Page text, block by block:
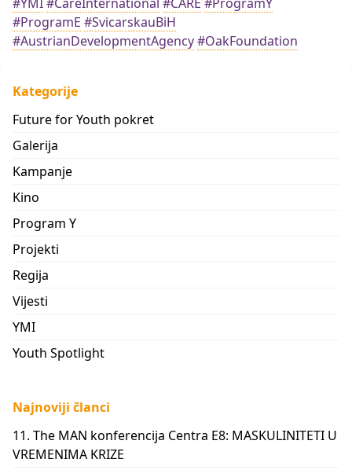
#ProgramE #SvicarskauBiH
#AustrianDevelopmentAgency#OakFoundation
Kategorije
Future for Youth pokret
Galerija
Kampanje
Kino
Program Y
Projekti
Regija
Vijesti
YMI
Youth Spotlight
Najnoviji članci
11. The MAN konferencija Centra E8: MASKULINITETI U
VREMENIMA KRIZE